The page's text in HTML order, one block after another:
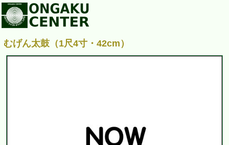
むげん太鼓（1尺4寸・42cm）